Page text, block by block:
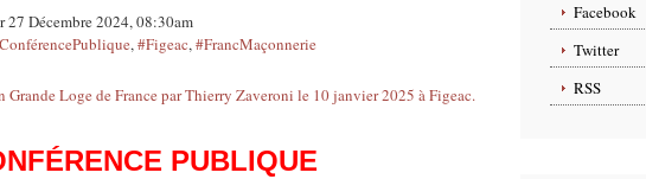
27 Décembre 2024, 08:30am
,#Figeac,#FrancMaçonnerie
PUBLIQUE
Facebook
Twitter
RSS